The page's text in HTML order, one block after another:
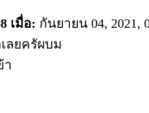
เมื่อ: กันยายน 04, 2021,
ลยครัผบม
า